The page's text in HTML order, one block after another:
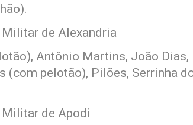
Militar de Alexandria
Antônio Martins, João Dias,
pelotão), Pilões, Serrinha
Militar de Apodi